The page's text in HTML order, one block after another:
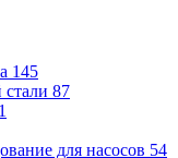
145
87
1
для насосов 54